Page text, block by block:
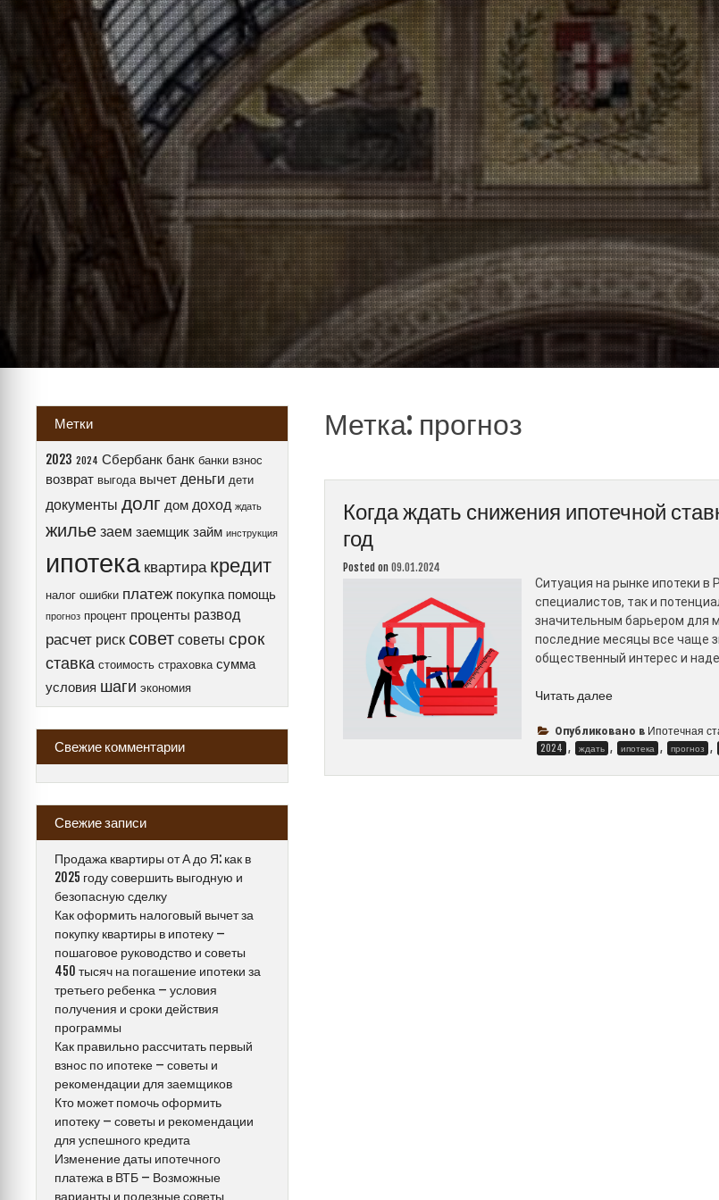
Метка: прогноз
Когда ждать снижения ипотечной
год
Posted on 09.01.2024
Ситуация на рынке ипотеки в
специалистов, так и
значительным барьером для
последние месяцы все чаще
общественный интерес и
Читать далее“Когда
снижения
ипотечной
Опубликовано в Ипотечная
2024 , ждать , ипотека , прогноз ,
Метки
2023 2024 Сбербанк банк банки взнос
возврат выгода вычет деньги дети
документы долг дом доход ждать
жилье заем заемщик займ инструкция
ипотека квартира кредит
налог ошибки платеж покупка помощь
прогноз процент проценты развод
расчет риск совет советы срок
ставка стоимость страховка сумма
условия шаги экономия
Свежие комментарии
Свежие записи
Продажа квартиры от А до Я: как в
2025 году совершить выгодную и
безопасную сделку
Как оформить налоговый вычет за
покупку квартиры в ипотеку –
пошаговое руководство и советы
450 тысяч на погашение ипотеки за
третьего ребенка – условия
получения и сроки действия
программы
Как правильно рассчитать первый
взнос по ипотеке – советы и
рекомендации для заемщиков
Кто может помочь оформить
ипотеку – советы и рекомендации
для успешного кредита
Изменение даты ипотечного
платежа в ВТБ – Возможные
варианты и полезные советы